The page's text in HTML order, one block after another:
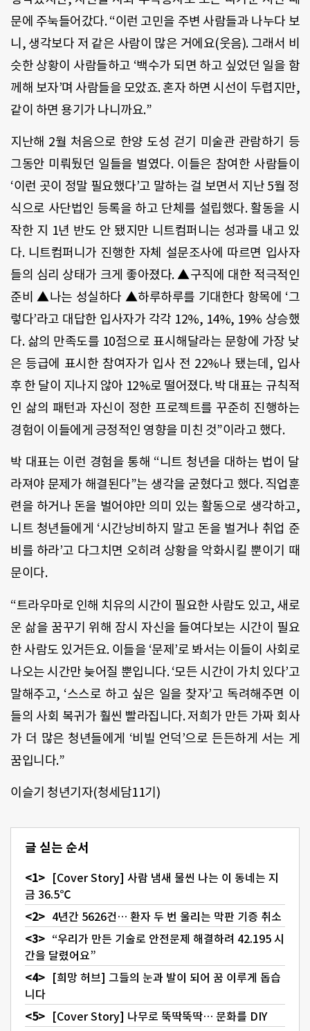
문에 주눅들어갔다. “이런 고민을 주변 사람들과 나누다 보
니, 생각보다 저 같은 사람이 많은 거에요(웃음). 그래서 비
슷한 상황이 사람들하고 ‘백수가 되면 하고 싶었던 일을 함
께해 보자’며 사람들을 모았죠. 혼자 하면 시선이 두렵지만,
같이 하면 용기가 나니까요.”
지난해 2월 처음으로 한양 도성 걷기 미술관 관람하기 등
그동안 미뤄뒀던 일들을 벌였다. 이들은 참여한 사람들이
‘이런 곳이 정말 필요했다’고 말하는 걸 보면서 지난 5월 정
식으로 사단법인 등록을 하고 단체를 설립했다. 활동을 시
작한 지 1년 반도 안 됐지만 니트컴퍼니는 성과를 내고 있
다. 니트컴퍼니가 진행한 자체 설문조사에 따르면 입사자
들의 심리 상태가 크게 좋아졌다. ▲구직에 대한 적극적인
준비 ▲나는 성실하다 ▲하루하루를 기대한다 항목에 ‘그
렇다’라고 대답한 입사자가 각각 12%, 14%, 19% 상승했
다. 삶의 만족도를 10점으로 표시해달라는 문항에 가장 낮
은 등급에 표시한 참여자가 입사 전 22%나 됐는데, 입사
후 한 달이 지나지 않아 12%로 떨어졌다. 박 대표는 규칙적
인 삶의 패턴과 자신이 정한 프로젝트를 꾸준히 진행하는
경험이 이들에게 긍정적인 영향을 미친 것”이라고 했다.
박 대표는 이런 경험을 통해 “니트 청년을 대하는 법이 달
라져야 문제가 해결된다”는 생각을 굳혔다고 했다. 직업훈
련을 하거나 돈을 벌어야만 의미 있는 활동으로 생각하고,
니트 청년들에게 ‘시간낭비하지 말고 돈을 벌거나 취업 준
비를 하라’고 다그치면 오히려 상황을 악화시킬 뿐이기 때
문이다.
“트라우마로 인해 치유의 시간이 필요한 사람도 있고, 새로
운 삶을 꿈꾸기 위해 잠시 자신을 들여다보는 시간이 필요
한 사람도 있거든요. 이들을 ‘문제’로 봐서는 이들이 사회로
나오는 시간만 늦어질 뿐입니다. ‘모든 시간이 가치 있다’고
말해주고, ‘스스로 하고 싶은 일을 찾자’고 독려해주면 이
들의 사회 복귀가 훨씬 빨라집니다. 저희가 만든 가짜 회사
가 더 많은 청년들에게 ‘비빌 언덕’으로 든든하게 서는 게
꿈입니다.”
이슬기 청년기자(청세담11기)
글 싣는 순서
[Cover Story] 사람 냄새 물씬 나는 이 동네는 지
금 36.5℃
4년간 5626건… 환자 두 번 울리는 막판 기증 취소
“우리가 만든 기술로 안전문제 해결하려 42.195 시
간을 달렸어요”
[희망 허브] 그들의 눈과 발이 되어 꿈 이루게 돕습
니다
[Cover Story] 나무로 뚝딱뚝딱… 문화를 DIY